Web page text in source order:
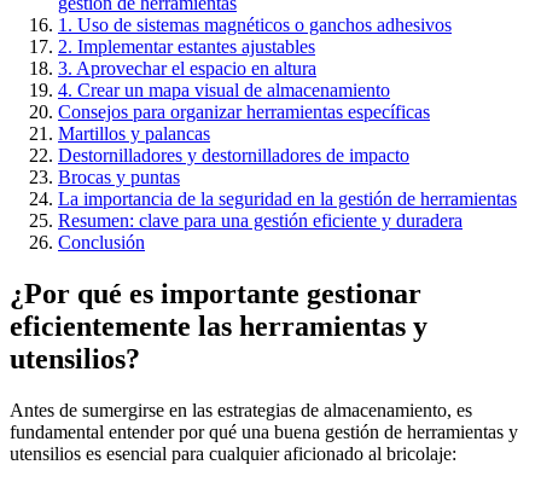
1. Uso de sistemas magnéticos o ganchos adhesivos
2. Implementar estantes ajustables
3. Aprovechar el espacio en altura
4. Crear un mapa visual de almacenamiento
Consejos para organizar herramientas específicas
Martillos y palancas
Destornilladores y destornilladores de impacto
Brocas y puntas
La importancia de la seguridad en la gestión de herramientas
Resumen: clave para una gestión eficiente y duradera
Conclusión
¿Por qué es importante gestionar
eficientemente las herramientas y
utensilios?
Antes de sumergirse en las estrategias de almacenamiento, es
fundamental entender por qué una buena gestión de herramientas y
utensilios es esencial para cualquier aficionado al bricolaje: